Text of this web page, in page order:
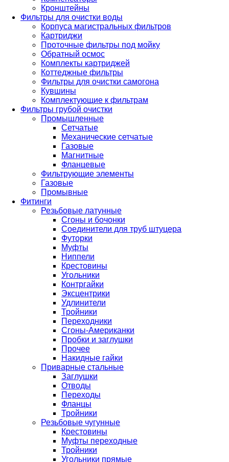
Кронштейны
Фильтры для очистки воды
Корпуса магистральных фильтров
Картриджи
Проточные фильтры под мойку
Обратный осмос
Комплекты картриджей
Коттеджные фильтры
Фильтры для очистки самогона
Кувшины
Комплектующие к фильтрам
Фильтры грубой очистки
Промышленные
Сетчатые
Механические сетчатые
Газовые
Магнитные
Фланцевые
Фильтрующие элементы
Газовые
Промывные
Фитинги
Резьбовые латунные
Сгоны и бочонки
Соединители для труб штуцера
Футорки
Муфты
Ниппели
Крестовины
Угольники
Контргайки
Эксцентрики
Удлинители
Тройники
Переходники
Сгоны-Американки
Пробки и заглушки
Прочее
Накидные гайки
Приварные стальные
Заглушки
Отводы
Переходы
Фланцы
Тройники
Резьбовые чугунные
Крестовины
Муфты переходные
Тройники
Угольники прямые